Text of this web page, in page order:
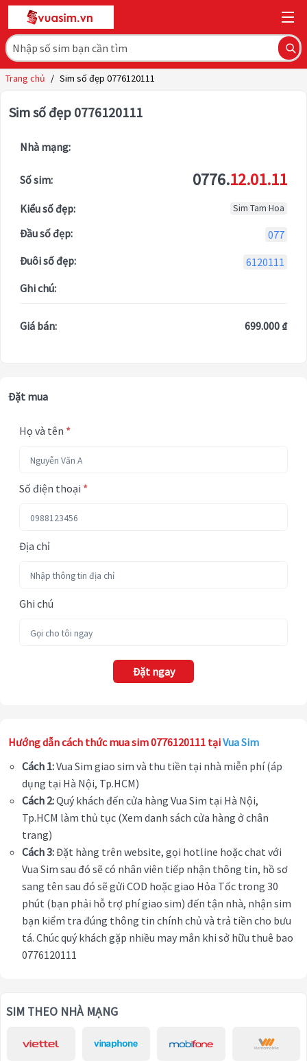
Trang chủ / Sim số đẹp 0776120111
Sim số đẹp 0776120111
Nhà mạng:
Số sim: 0776.12.01.11
Kiểu số đẹp: Sim Tam Hoa
Đầu số đẹp:
077
Đuôi số đẹp:
6120111
Ghi chú:
Giá bán: 699.000 ₫
Đặt mua
Họ và tên *
Số điện thoại *
Địa chỉ
Ghi chú
Đặt ngay
Hướng dẫn cách thức mua sim 0776120111 tạiVua Sim
Cách 1:Vua Sim giao sim và thu tiền tại nhà miễn phí (áp
dụng tại Hà Nội, Tp.HCM)
Cách 2:Quý khách đến cửa hàng Vua Sim tại Hà Nội,
Tp.HCM làm thủ tục (Xem danh sách cửa hàng ở chân
trang)
Cách 3:Đặt hàng trên website, gọi hotline hoặc chat với
Vua Sim sau đó sẽ có nhân viên tiếp nhận thông tin, hồ sơ
sang tên sau đó sẽ gửi COD hoặc giao Hỏa Tốc trong 30
phút (bạn phải hỗ trợ phí giao sim) đến tận nhà, nhận sim
bạn kiểm tra đúng thông tin chính chủ và trả tiền cho bưu
tá. Chúc quý khách gặp nhiều may mắn khi sở hữu thuê bao
0776120111
SIM THEO NHÀ MẠNG